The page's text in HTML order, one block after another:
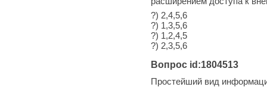
?) 2,4,5,6
?) 1,3,5,6
?) 1,2,4,5
?) 2,3,5,6
Вопрос id:1804513
Простейший вид